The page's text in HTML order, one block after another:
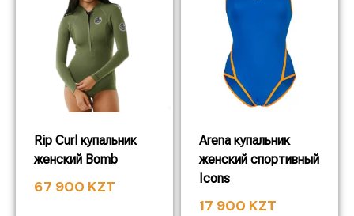
Rip Curl купальник
женский Bomb
67 900 KZT
Arena купальник
женский спортивный
Icons
17 900 KZT